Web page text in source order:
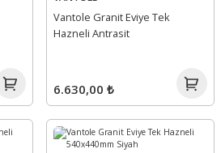
Vantole Granit Eviye Tek
Hazneli Antrasit
6.630,00 ₺